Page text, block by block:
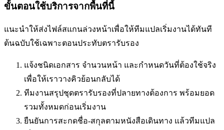
ขั้นตอนใช้บริการจากพื้นที่นี้
แนะนำให้ส่งไฟล์สแกนล่วงหน้าเพื่อให้ทีมแปลเริ่มงานได้ทันที
ต้นฉบับใช้เฉพาะตอนประทับตรารับรอง
แจ้งชนิดเอกสาร จำนวนหน้า และกำหนดวันที่ต้องใช้จริง
เพื่อให้เราวางคิวย้อนกลับได้
ทีมงานสรุปชุดตรารับรองที่ปลายทางต้องการ พร้อมยอด
รวมทั้งหมดก่อนเริ่มงาน
ยืนยันการสะกดชื่อ-สกุลตามหนังสือเดินทาง แล้วทีมแปล